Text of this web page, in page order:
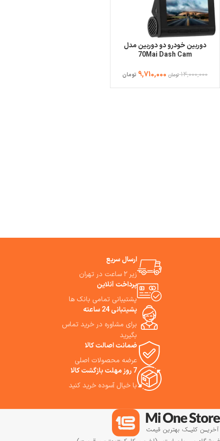
دوربین خودرو دو دوربین مدل
70Mai Dash Cam
14,000,000 تومان 9,710,000 تومان
ارسال سریع
زیر ۲ ساعت در تهران
پرداخت آنلاین
پشتیبانی تمامی بانک ها
پشیتبانی 24 ساعته
برای مشاوره در خرید تماس
بگیرید
ضمانت اصالت کالا
عرضه محصولات اصلی
7 روز مهلت بازگشت کالا
با خیال آسوده خرید کنید